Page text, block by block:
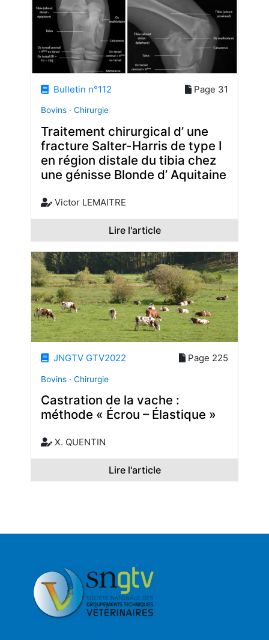
Bulletin n°112 Page 31
Bovins · Chirurgie
Traitement chirurgical d’ une
fracture Salter-Harris de type I
en région distale du tibia chez
une génisse Blonde d’ Aquitaine
Victor LEMAITRE
Lire l'article
JNGTV GTV2022 Page 225
Bovins · Chirurgie
Castration de la vache :
méthode « Écrou – Élastique »
X. QUENTIN
Lire l'article